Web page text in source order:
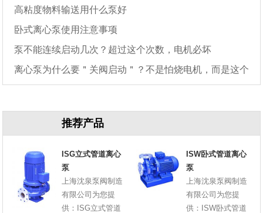
高粘度物料输送用什么泵好
卧式离心泵使用注意事项
泵不能连续启动几次？超过这个次数，电机必坏
离心泵为什么要＂关阀启动＂？不是怕烧电机，而是这个
推荐产品
ISG立式管道离心
泵
上海沈泉泵阀制造
有限公司为您提
供：ISG立式管道
ISW卧式管道离心
泵
上海沈泉泵阀制造
有限公司为您提
供：ISW卧式管道